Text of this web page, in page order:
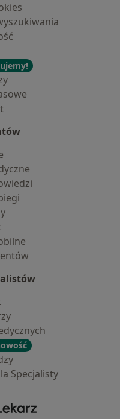
Specjalisty
- Strona główna